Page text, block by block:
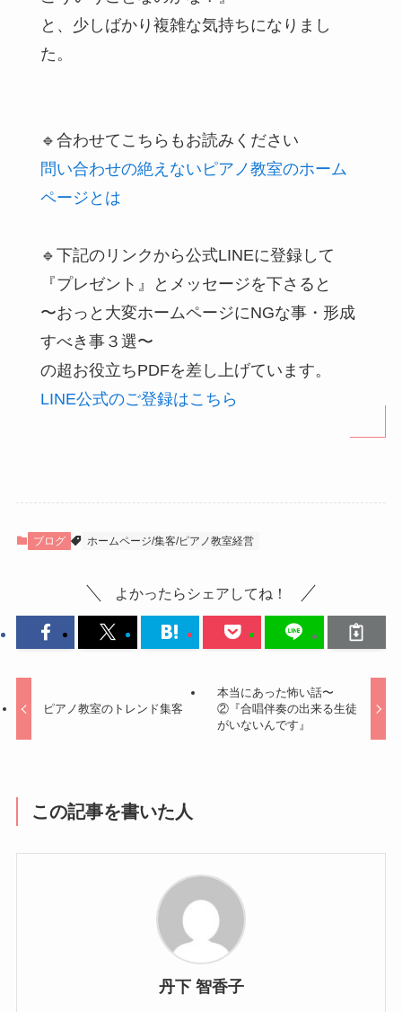
と、少しばかり複雑な気持ちになりまし
た。
🔹合わせてこちらもお読みください
問い合わせの絶えないピアノ教室のホーム
ページとは
🔹下記のリンクから公式LINEに登録して
『プレゼント』とメッセージを下さると
〜おっと大変ホームページにNGな事・形成
すべき事３選〜
の超お役立ちPDFを差し上げています。
LINE公式のご登録はこちら
ブログ ホームページ/集客/ピアノ教室経営
よかったらシェアしてね！
ピアノ教室のトレンド集客
本当にあった怖い話〜
②『合唱伴奏の出来る生徒
がいないんです』
この記事を書いた人
丹下 智香子